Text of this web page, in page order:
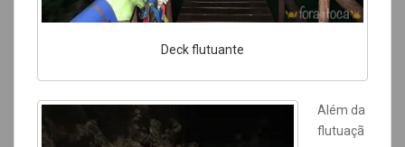
Deck flutuante
Além da
flutuaçã